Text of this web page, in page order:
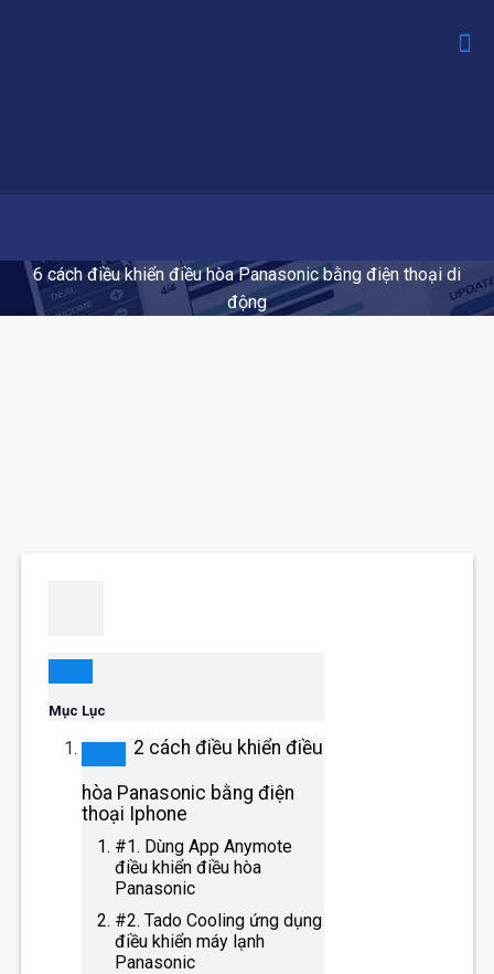
6 cách điều khiển điều hòa Panasonic bằng điện thoại di
động
Mục Lục
2 cách điều khiển điều
hòa Panasonic bằng điện
thoại Iphone
#1. Dùng App Anymote
điều khiển điều hòa
Panasonic
#2. Tado Cooling ứng dụng
điều khiển máy lạnh
Panasonic